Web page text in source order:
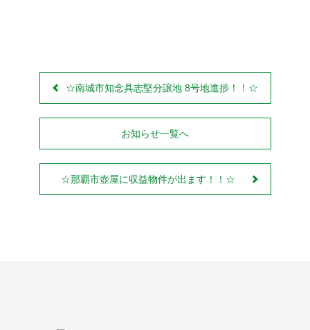
☆南城市知念具志堅分譲地 8号地進捗！！☆
お知らせ一覧へ
☆那覇市壺屋に収益物件が出ます！！☆